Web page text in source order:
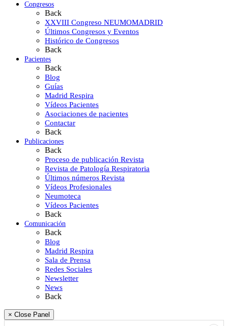
Congresos
Back
XXVIII Congreso NEUMOMADRID
Últimos Congresos y Eventos
Histórico de Congresos
Back
Pacientes
Back
Blog
Guías
Madrid Respira
Vídeos Pacientes
Asociaciones de pacientes
Contactar
Back
Publicaciones
Back
Proceso de publicación Revista
Revista de Patología Respiratoria
Últimos números Revista
Vídeos Profesionales
Neumoteca
Vídeos Pacientes
Back
Comunicación
Back
Blog
Madrid Respira
Sala de Prensa
Redes Sociales
Newsletter
News
Back
× Close Panel